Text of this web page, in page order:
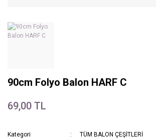
90cm Folyo Balon HARF C
69,00 TL
Kategori
TÜM BALON ÇEŞİTLERİ